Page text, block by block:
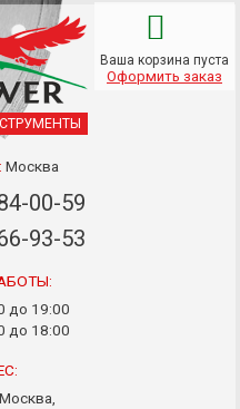
Москва
00-59
93-53
до 19:00
до 18:00
Ваша корзина пуста
Оформить заказ